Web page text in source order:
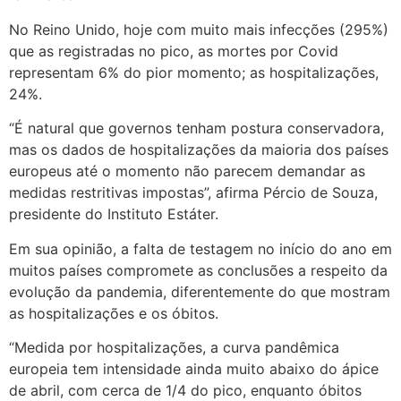
No Reino Unido, hoje com muito mais infecções (295%)
que as registradas no pico, as mortes por Covid
representam 6% do pior momento; as hospitalizações,
24%.
“É natural que governos tenham postura conservadora,
mas os dados de hospitalizações da maioria dos países
europeus até o momento não parecem demandar as
medidas restritivas impostas”, afirma Pércio de Souza,
presidente do Instituto Estáter.
Em sua opinião, a falta de testagem no início do ano em
muitos países compromete as conclusões a respeito da
evolução da pandemia, diferentemente do que mostram
as hospitalizações e os óbitos.
“Medida por hospitalizações, a curva pandêmica
europeia tem intensidade ainda muito abaixo do ápice
de abril, com cerca de 1/4 do pico, enquanto óbitos